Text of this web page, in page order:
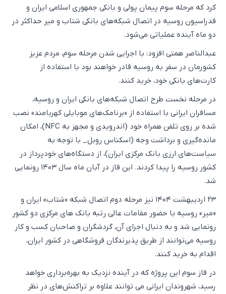
کرد که مرحله سوم پیمان پولی و بانکی جمهوری اسلامی ایران و
فدراسیون روسیه در اتصال شبکه‌های بانکی شتاب و میر حداکثر در
دو ماه آینده عملیاتی می‌شود.
عبدالناصر همتی افزود: با اجرایی شدن مرحله سوم، مردم عزیز
کشورمان در سفر به روسیه قادر خواهند بود با استفاده از
کارت‌های بانکی خود، خرید کنند.
در مرحله نخست طرح اتصال شبکه‌های بانکی ایران و روسیه،
مسافران ایرانی با استفاده از «برنامک‌های موبایلی کهربامند» نصب
شده بر روی تلفن همراه خود (اندرویدی و مجهز به NFC)، امکان
مانده‌گیری و برداشت وجه (اسکناس روبل_ با توجه ‌به
سیاست‌های ارزی بانک مرکزی ایران)، از دستگاه‌های خودپرداز در
کشور روسیه را پیدا کردند. این فاز در آبان ماه سال ۱۴۰۳ رونمایی
شد.
۲۳ اردیبهشت ۱۴۰۴ نیز مرحله دوم اتصال شبکه «شتاب» ایران و
«میر» روسیه با حضور مقامات عالی رتبه بانک های مرکزی دو کشور
رونمایی شد و به دنبال اجرای آن، گردشگران و صاحبان کسب و کار
روسیه می‌توانند از طریق پذیرندگان فروشگاهی در کشور ایران،
اقدام به خرید کنند.
در فاز سوم این پروژه که در آینده نزدیک به بهره‌برداری خواهد
رسید، شهروندان ایرانی می توانند علاوه بر تراکنش‌های در نظر